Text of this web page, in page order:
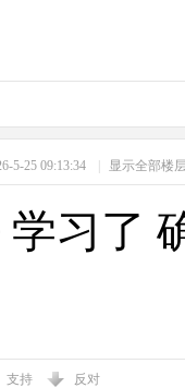
5-25 09:13:34 | 显示全部楼
学习了
支持 反对